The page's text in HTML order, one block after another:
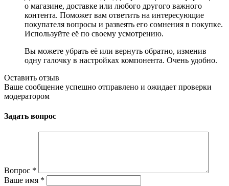
о магазине, доставке или любого другого важного
контента. Поможет вам ответить на интересующие
покупателя вопросы и развеять его сомнения в покупке.
Используйте её по своему усмотрению.
Вы можете убрать её или вернуть обратно, изменив
одну галочку в настройках компонента. Очень удобно.
Оставить отзыв
Ваше сообщение успешно отправлено и ожидает проверки
модератором
Задать вопрос
Вопрос *
Ваше имя *